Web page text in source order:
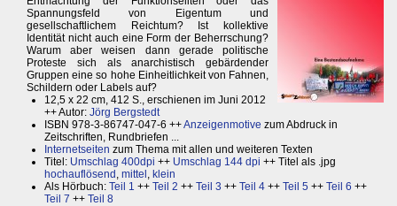
Spannungsfeld von Eigentum und
gesellschaftlichem Reichtum? Ist kollektive
Identität nicht auch eine Form der Beherrschung?
Warum aber weisen dann gerade politische
Proteste sich als anarchistisch gebärdender
Gruppen eine so hohe Einheitlichkeit von Fahnen,
Schildern oder Labels auf?
12,5 x 22 cm, 412 S., erschienen im Juni 2012
++ Autor: Jörg Bergstedt
ISBN 978-3-86747-047-6 ++Anzeigenmotive zum Abdruck in
Zeitschriften, Rundbriefen ...
Internetseiten zum Thema mit allen und weiteren Texten
Titel: Umschlag 400dpi ++ Umschlag 144 dpi ++ Titel als .jpg
hochauflösend , mittel , klein
Als Hörbuch: Teil 1 ++ Teil 2 ++ Teil 3 ++ Teil 4 ++ Teil 5 ++ Teil 6 ++
Teil 7 ++ Teil 8